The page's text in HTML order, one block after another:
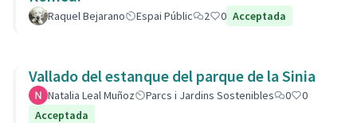
Raquel Bejarano Espai Públic 2 0 Acceptada
Vallado del estanque del parque de la Sinia
Natalia Leal Muñoz Parcs i Jardins Sostenibles 0
0
Acceptada